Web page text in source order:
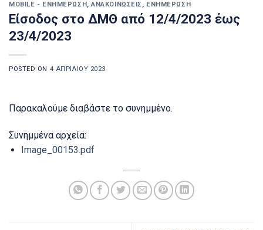
MOBILE - ΕΝΗΜΈΡΩΣΗ,ΑΝΑΚΟΙΝΏΣΕΙΣ , ΕΝΗΜΈΡΩΣΗ
Είσοδος στο ΔΜΘ από 12/4/2023 έως
23/4/2023
POSTED ON 4 ΑΠΡΙΛΊΟΥ 2023
Παρακαλούμε διαβάστε το συνημμένο.
Συνημμένα αρχεία:
Image_00153.pdf